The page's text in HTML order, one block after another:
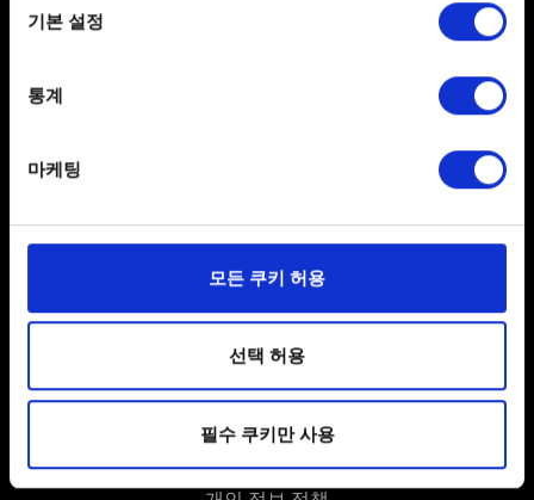
Collect information about your geographical
Identify your device by actively scanning it for
Find out more about how your personal data is processed
일부 쿠키는 웹 사이트를 정상적으로 이용하기 위해
관련 기술적 피드백을 제공하여 사용자의 웹사이트 이용
환경을 개선하기 위해 사용됩니다. 예를 들어, 소셜
미디어를 통해 사용자와 소통할 경우, 사용자의 선호도를
파악하기 위해 쿠키의 일부를 저희 파트너와 공유할 수도
있습니다. 물론, 이처럼 선택적으로 쿠키를 사용할
경우에는 사용자의 동의를 구할 것입니다.
기본 설정
통계
마케팅
모든 쿠키 허용
선택 허용
필수 쿠키만 사용